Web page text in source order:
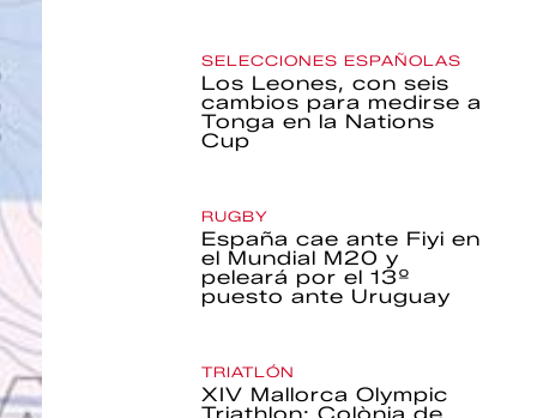
SELECCIONES ESPAÑOLAS
Los Leones, con seis
cambios para medirse a
Tonga en la Nations
Cup
RUGBY
España cae ante Fiyi en
el Mundial M20 y
peleará por el 13º
puesto ante Uruguay
TRIATLÓN
XIV Mallorca Olympic